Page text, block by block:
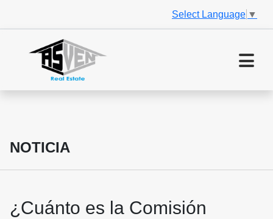
Select Language ▼
NOTICIA
¿Cuánto es la Comisión